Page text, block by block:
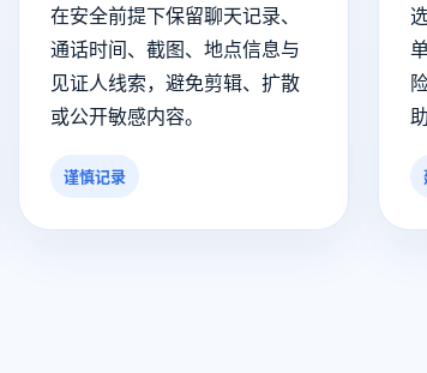
在安全前提下保留聊天记录、
通话时间、截图、地点信息与
见证人线索，避免剪辑、扩散
或公开敏感内容。
谨慎记录